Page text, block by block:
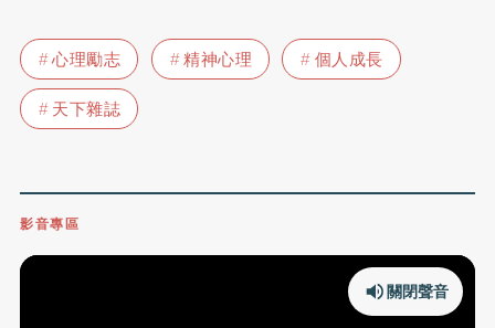
心理勵志 精神心理
個人成長
天下雜誌
影音專區
關閉聲音